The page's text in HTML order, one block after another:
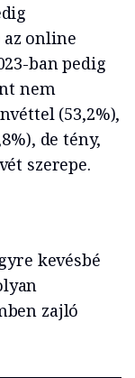
az online
ban pedig
nem
(53,2%),
de tény,
szerepe.
kevésbé
zajló